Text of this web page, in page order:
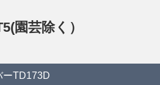
園芸除く）
TD173D